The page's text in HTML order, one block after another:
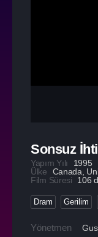
Sonsuz
Yapım Yılı
1995
Ülke
Canada
Film Süresi
106
Dram Gerilim
Yönetmen